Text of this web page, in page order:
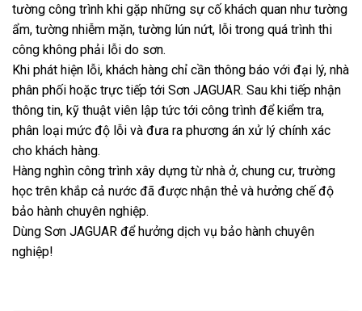
tường công trình khi gặp những sự cố khách quan như tường
ẩm, tường nhiễm mặn, tường lún nứt, lỗi trong quá trình thi
công không phải lỗi do sơn.
Khi phát hiện lỗi, khách hàng chỉ cần thông báo với đại lý, nhà
phân phối hoặc trực tiếp tới Sơn JAGUAR. Sau khi tiếp nhận
thông tin, kỹ thuật viên lập tức tới công trình để kiểm tra,
phân loại mức độ lỗi và đưa ra phương án xử lý chính xác
cho khách hàng.
Hàng nghìn công trình xây dựng từ nhà ở, chung cư, trường
học trên khắp cả nước đã được nhận thẻ và hưởng chế độ
bảo hành chuyên nghiệp.
Dùng Sơn JAGUAR để hưởng dịch vụ bảo hành chuyên
nghiệp!